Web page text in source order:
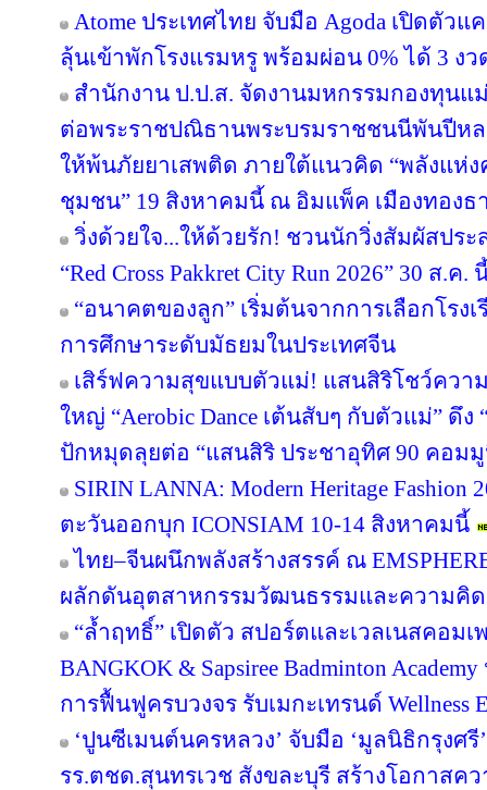
Atome ประเทศไทย จับมือ Agoda เปิดตั
ลุ้นเข้าพักโรงแรมหรู พร้อมผ่อน 0% ได้ 3 ง
สำนักงาน ป.ป.ส. จัดงานมหกรรมกองทุนแ
ต่อพระราชปณิธานพระบรมราชชนนีพันปีห
ให้พ้นภัยยาเสพติด ภายใต้แนวคิด “พลังแห่
ชุมชน” 19 สิงหาคมนี้ ณ อิมแพ็ค เมืองทองธ
วิ่งด้วยใจ...ให้ด้วยรัก! ชวนนักวิ่งสัมผัสปร
“Red Cross Pakkret City Run 2026” 30 ส.ค.
“อนาคตของลูก” เริ่มต้นจากการเลือกโรง
การศึกษาระดับมัธยมในประเทศจีน
เสิร์ฟความสุขแบบตัวแม่! แสนสิริโชว์ความ
ใหญ่ “Aerobic Dance เต้นสับๆ กับตัวแม่” ดึ
ปักหมุดลุยต่อ “แสนสิริ ประชาอุทิศ 90 คอม
SIRIN LANNA: Modern Heritage
ตะวันออกบุก ICONSIAM 10-14 สิงหาคมนี้
ไทย–จีนผนึกพลังสร้างสรรค์ ณ
ผลักดันอุตสาหกรรมวัฒนธรรมและความคิด
“ล้ำฤทธิ์” เปิดตัว สปอร์ตและเวลเนสคอม
BANGKOK & Sapsiree Badminton
การฟื้นฟูครบวงจร รับเมกะเทรนด์ Wellness
‘ปูนซีเมนต์นครหลวง’ จับมือ ‘มูลนิธิกรุงศรี
รร.ตชด.สุนทรเวช สังขละบุรี สร้างโอกาสค